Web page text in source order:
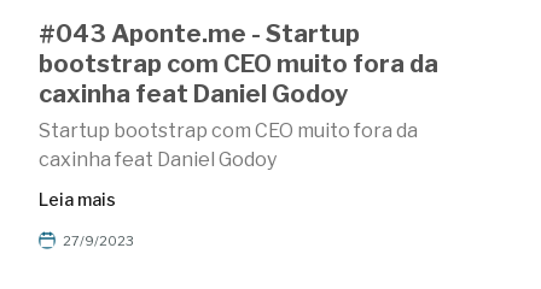
#043 Aponte.me - Startup
bootstrap com CEO muito fora da
caxinha feat Daniel Godoy
Startup bootstrap com CEO muito fora da
caxinha feat Daniel Godoy
Leia mais
27/9/2023